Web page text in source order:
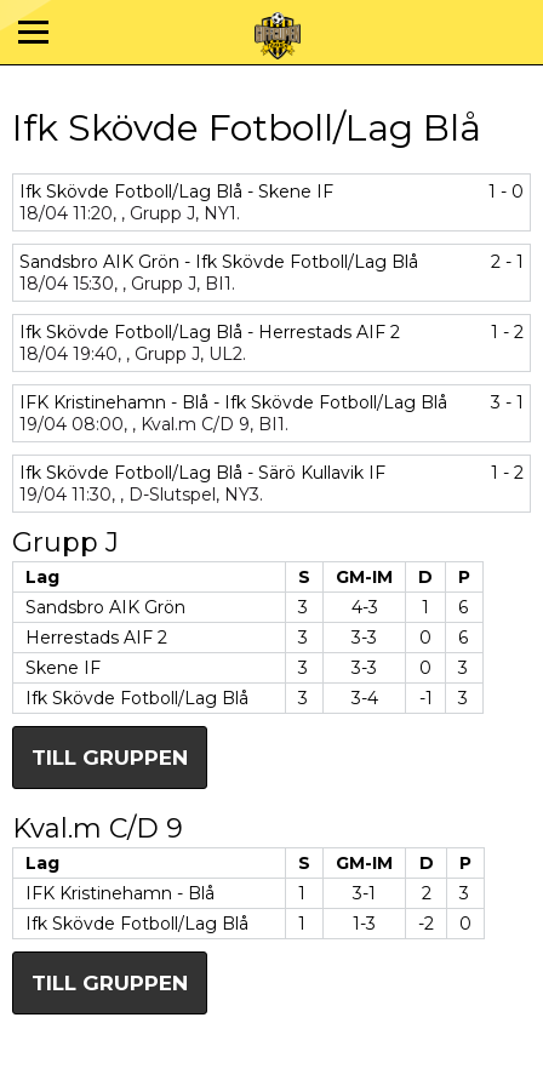
Ifk Skövde Fotboll/Lag Blå
Ifk Skövde Fotboll/Lag Blå - Skene IF
1 - 0
18/04 11:20, , Grupp J, NY1.
Sandsbro AIK Grön - Ifk Skövde Fotboll/Lag Blå
2 - 1
18/04 15:30, , Grupp J, BI1.
Ifk Skövde Fotboll/Lag Blå - Herrestads AIF 2
1 - 2
18/04 19:40, , Grupp J, UL2.
IFK Kristinehamn - Blå - Ifk Skövde Fotboll/Lag Blå
3 - 1
19/04 08:00, , Kval.m C/D 9, BI1.
Ifk Skövde Fotboll/Lag Blå - Särö Kullavik IF
1 - 2
19/04 11:30, , D-Slutspel, NY3.
Grupp J
Lag S GM-IM D
P
Sandsbro AIK Grön
3 4-3 1
6
Herrestads AIF 2
3 3-3 0
6
Skene IF
3 3-3 0
3
Ifk Skövde Fotboll/Lag Blå
3 3-4 -1 3
TILL GRUPPEN
Kval.m C/D 9
Lag S GM-IM D
P
IFK Kristinehamn - Blå
1 3-1 2
3
Ifk Skövde Fotboll/Lag Blå
1 1-3 -2 0
TILL GRUPPEN